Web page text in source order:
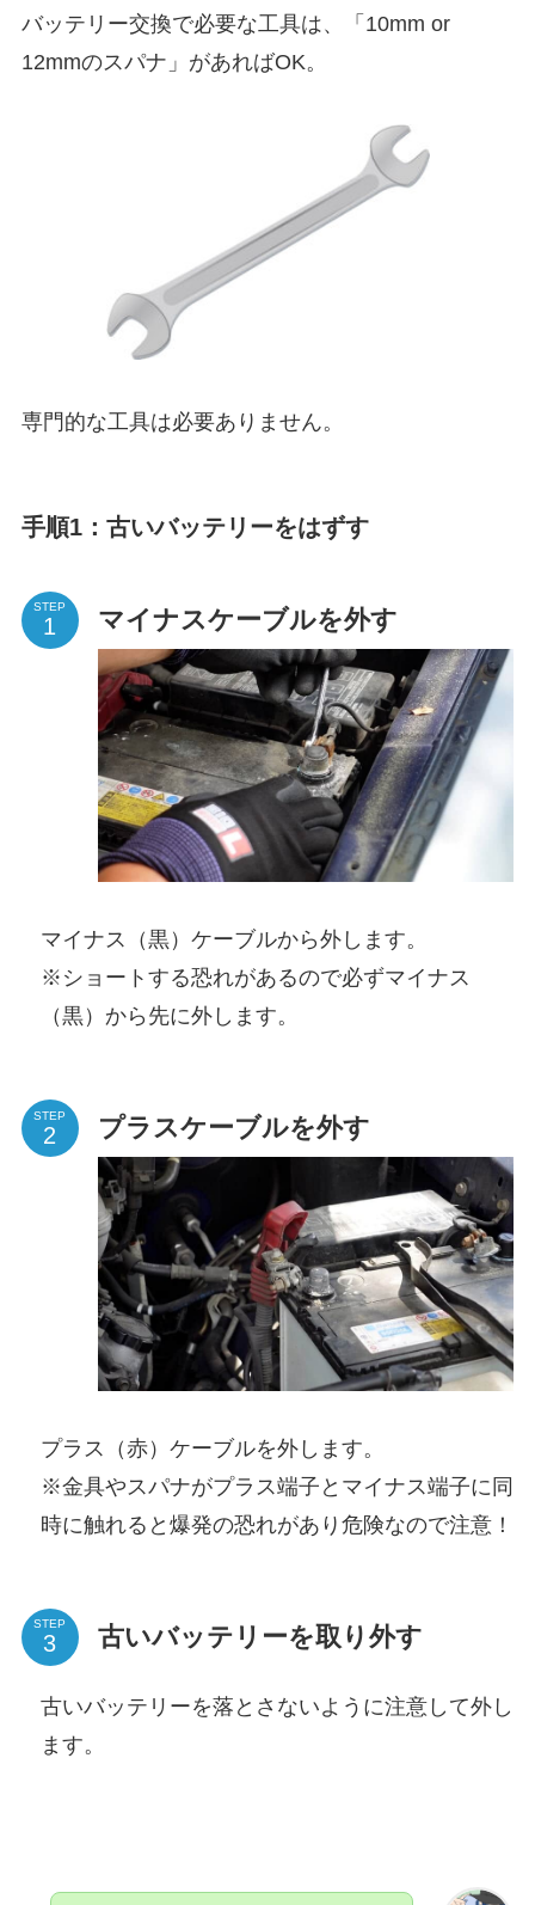
バッテリー交換で必要な工具は、「10mm or
12mmのスパナ」があればOK。
専門的な工具は必要ありません。
手順1：古いバッテリーをはずす
STEP マイナスケーブルを外す
マイナス（黒）ケーブルから外します。
※ショートする恐れがあるので必ずマイナス
（黒）から先に外します。
STEP プラスケーブルを外す
プラス（赤）ケーブルを外します。
※金具やスパナがプラス端子とマイナス端子に同
時に触れると爆発の恐れがあり危険なので注意！
STEP 古いバッテリーを取り外す
古いバッテリーを落とさないように注意して外し
ます。